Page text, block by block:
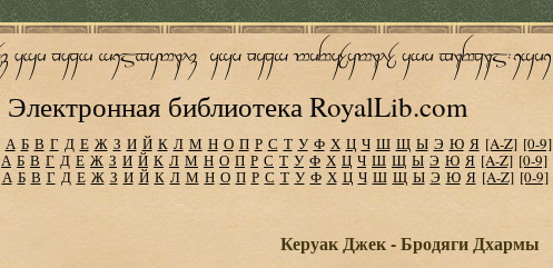
Электронная библиотека RoyalLib.com
А Б В Г Д Е Ж З И Й К Л М Н О П Р С Т У Ф Х Ц Ч Ш Щ Ы Э Ю Я [A-Z] [0-9]
А Б В Г Д Е Ж З И Й К Л М Н О П Р С Т У Ф Х Ц Ч Ш Щ Ы Э Ю Я [A-Z] [0-9]
А Б В Г Д Е Ж З И Й К Л М Н О П Р С Т У Ф Х Ц Ч Ш Щ Ы Э Ю Я [A-Z] [0-9]
Керуак Джек - Бродяги Дхармы